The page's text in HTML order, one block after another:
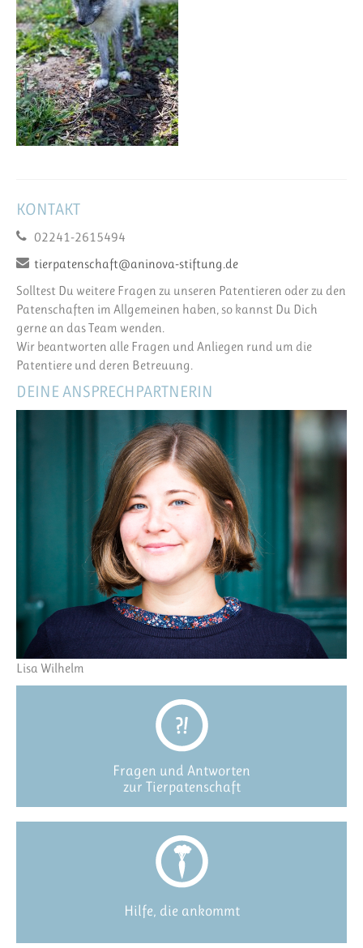
KONTAKT
02241-2615494
tierpatenschaft@aninova-stiftung.de
Solltest Du weitere Fragen zu unseren Patentieren oder zu den
Patenschaften im Allgemeinen haben, so kannst Du Dich
gerne an das Team wenden.
Wir beantworten alle Fragen und Anliegen rund um die
Patentiere und deren Betreuung.
DEINE ANSPRECHPARTNERIN
Lisa Wilhelm
Fragen und Antworten
zur Tierpatenschaft
Hilfe, die ankommt